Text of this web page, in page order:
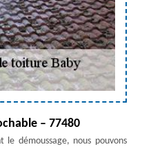
– 77480
démoussage, nous pouvons